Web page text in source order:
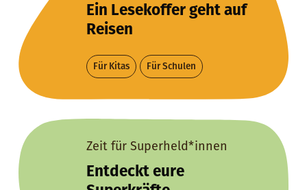
Ein Lesekoffer geht auf
Reisen
Für Kitas Für Schulen
Zeit für Superheld*innen
Entdeckt eure